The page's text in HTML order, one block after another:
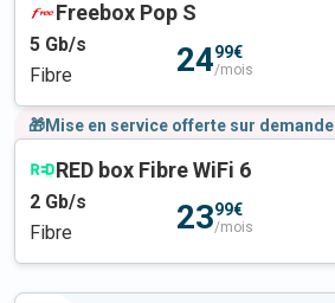
Freebox Pop S
5 Gb/s
Fibre
2499€
/mois
🎁Mise en service offerte sur demande
RED box Fibre WiFi 6
2 Gb/s
Fibre
2399€
/mois